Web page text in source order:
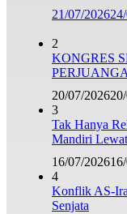
21/07/2026
2
KONGRES
20/07/2026
3
Tak Hanya
Mandiri
16/07/2026
4
Konflik AS-
Senjata